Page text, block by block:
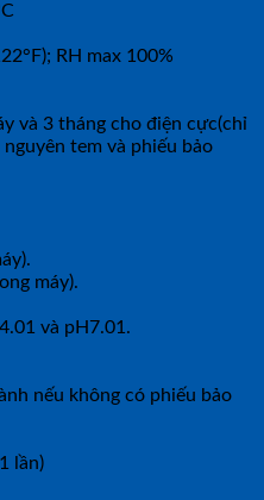
RH max 100%
và 3 tháng cho điện cực(chỉ
tem và phiếu bảo
máy).
và pH7.01.
nếu không có phiếu bảo
lần)